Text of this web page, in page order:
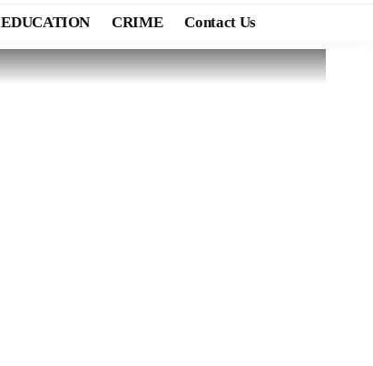
EDUCATION CRIME Contact Us